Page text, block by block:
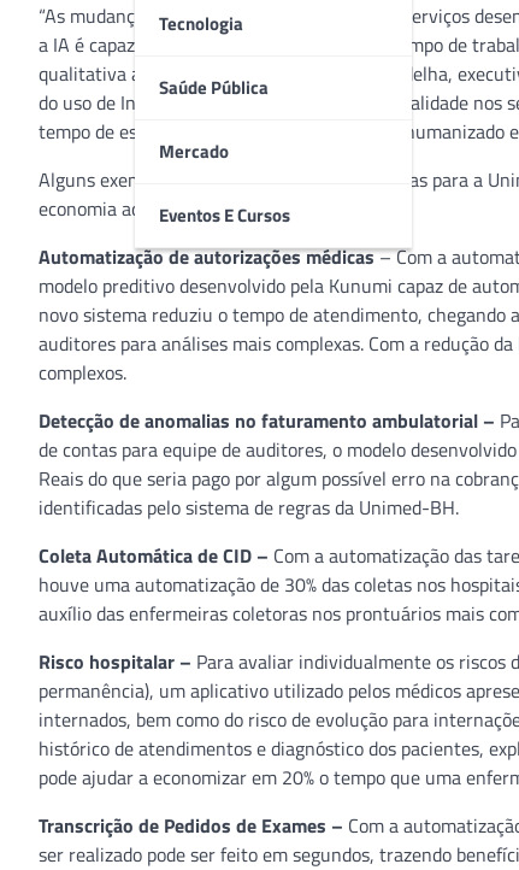
Tecnologia
Saúde Pública
Mercado
Eventos E Cursos
“As mudanças tecnológicas e otimizações de serviços
a IA é capaz de fazer, gerando economia de tempo de
qualitativa aos pacientes”, comenta Joana Gadelha,
do uso de Inteligência Artificial gerou mais qualidade nos
tempo de espera, além de atendimento mais humanizado
Alguns exemplos sobre as possibilidades criadas para a
economia ao negócio:
Automatização de autorizações médicas– Com a
modelo preditivo desenvolvido pela Kunumi capaz de
novo sistema reduziu o tempo de atendimento, chegando
auditores para análises mais complexas. Com a redução
complexos.
Detecção de anomalias no faturamento ambulatorial –
de contas para equipe de auditores, o modelo
Reais do que seria pago por algum possível erro na
identificadas pelo sistema de regras da Unimed-BH.
Coleta Automática de CID – Com a automatização das
houve uma automatização de 30% das coletas nos
auxílio das enfermeiras coletoras nos prontuários mais
Risco hospitalar – Para avaliar individualmente os riscos
permanência), um aplicativo utilizado pelos médicos
internados, bem como do risco de evolução para
histórico de atendimentos e diagnóstico dos pacientes,
pode ajudar a economizar em 20% o tempo que uma
Transcrição de Pedidos de Exames – Com a
ser realizado pode ser feito em segundos, trazendo